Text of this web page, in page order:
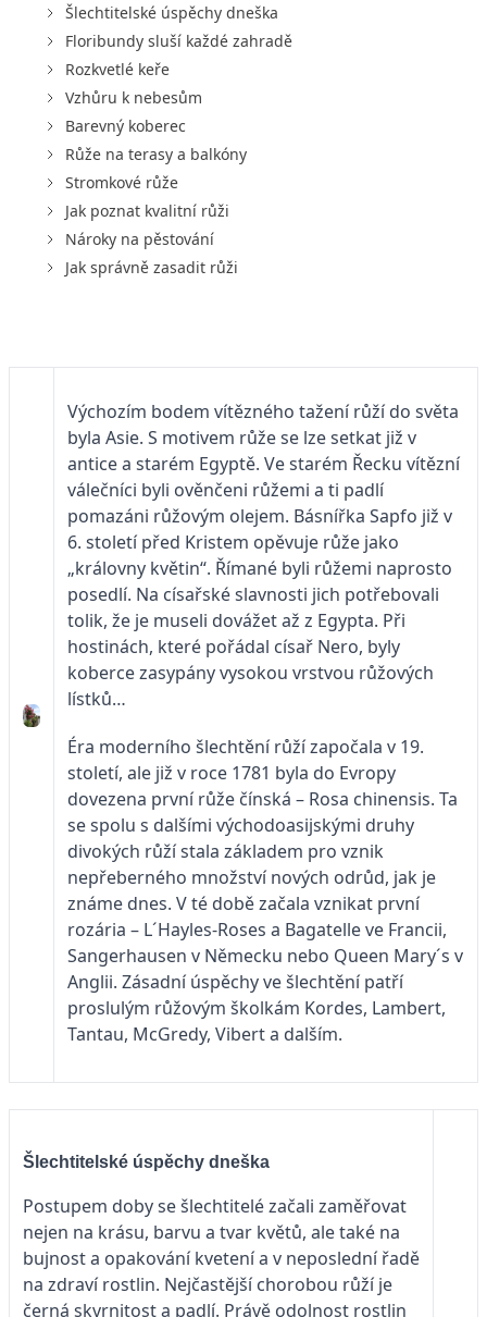
Šlechtitelské úspěchy dneška
Floribundy sluší každé zahradě
Rozkvetlé keře
Vzhůru k nebesům
Barevný koberec
Růže na terasy a balkóny
Stromkové růže
Jak poznat kvalitní růži
Nároky na pěstování
Jak správně zasadit růži
Výchozím bodem vítězného tažení růží do světa
byla Asie. S motivem růže se lze setkat již v
antice a starém Egyptě. Ve starém Řecku vítězní
válečníci byli ověnčeni růžemi a ti padlí
pomazáni růžovým olejem. Básnířka Sapfo již v
6. století před Kristem opěvuje růže jako
„královny květin“. Římané byli růžemi naprosto
posedlí. Na císařské slavnosti jich potřebovali
tolik, že je museli dovážet až z Egypta. Při
hostinách, které pořádal císař Nero, byly
koberce zasypány vysokou vrstvou růžových
lístků…
Éra moderního šlechtění růží započala v 19.
století, ale již v roce 1781 byla do Evropy
dovezena první růže čínská – Rosa chinensis. Ta
se spolu s dalšími východoasijskými druhy
divokých růží stala základem pro vznik
nepřeberného množství nových odrůd, jak je
známe dnes. V té době začala vznikat první
rozária – L´Hayles-Roses a Bagatelle ve Francii,
Sangerhausen v Německu nebo Queen Mary´s v
Anglii. Zásadní úspěchy ve šlechtění patří
proslulým růžovým školkám Kordes, Lambert,
Tantau, McGredy, Vibert a dalším.
Šlechtitelské úspěchy dneška
Postupem doby se šlechtitelé začali zaměřovat
nejen na krásu, barvu a tvar květů, ale také na
bujnost a opakování kvetení a v neposlední řadě
na zdraví rostlin. Nejčastější chorobou růží je
černá skvrnitost a padlí. Právě odolnost rostlin